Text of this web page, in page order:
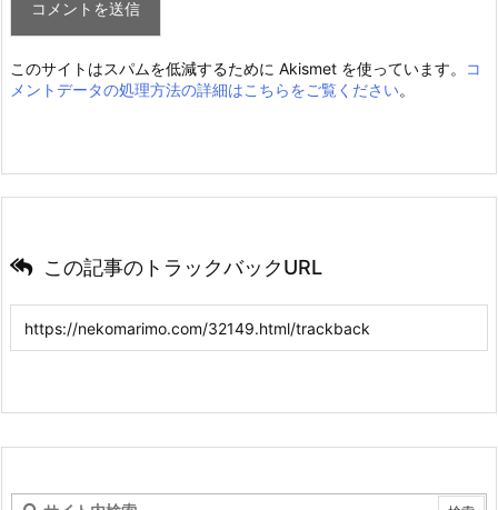
このサイトはスパムを低減するために Akismet を使っています。
コ
メントデータの処理方法の詳細はこちらをご覧ください。
この記事のトラックバックURL